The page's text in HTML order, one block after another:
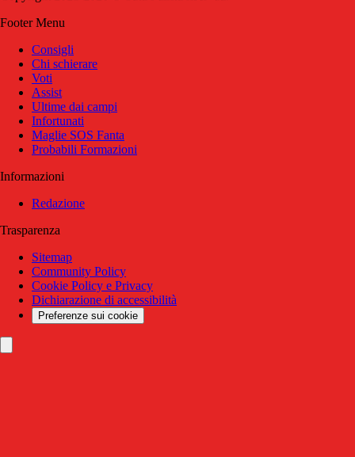
Footer Menu
Consigli
Chi schierare
Voti
Assist
Ultime dai campi
Infortunati
Maglie SOS Fanta
Probabili Formazioni
Informazioni
Redazione
Trasparenza
Sitemap
Community Policy
Cookie Policy e Privacy
Dichiarazione di accessibilità
Preferenze sui cookie